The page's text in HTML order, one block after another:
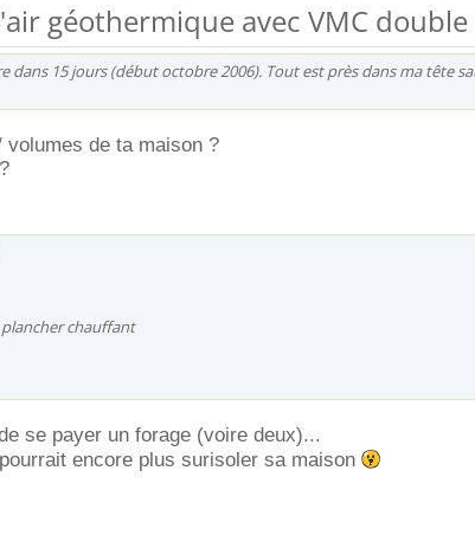
géothermique avec VMC
dans 15 jours (début octobre 2006). Tout est près dans ma tête
de ta maison ?
chauffant
se payer un forage (voire deux)...
encore plus surisoler sa maison